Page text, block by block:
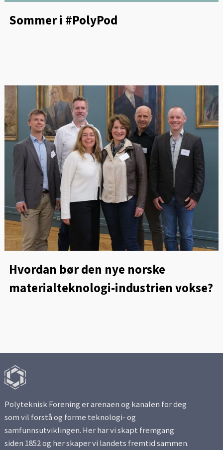
Sommer i #PolyPod
Hvordan bør den nye norske
materialteknologi-industrien vokse?
Polyteknisk Forening er arenaen og kanalen for deg
som vil forstå og forme teknologi- og
samfunnsutviklingen. Her har vi skapt fremgang
siden 1852 og her skaper vi landets fremtid sammen.